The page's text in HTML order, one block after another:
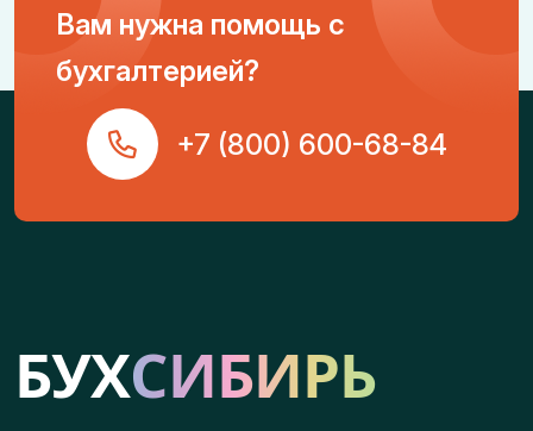
Вам нужна помощь с
бухгалтерией?
+7 (800) 600-68-84